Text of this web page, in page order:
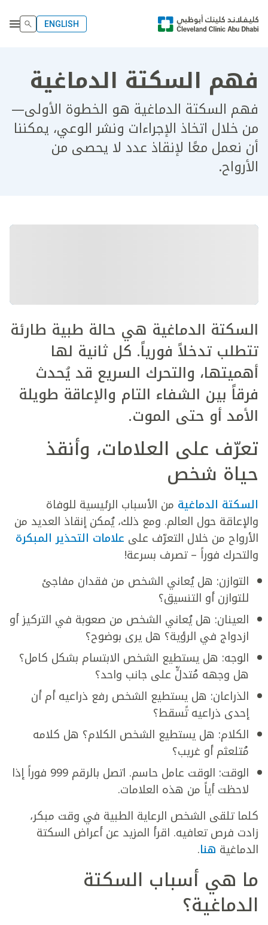
ENGLISH
فهم السكتة الدماغية
فهم السكتة الدماغية هو الخطوة الأولى—
من خلال اتخاذ الإجراءات ونشر الوعي، يمكننا
أن نعمل معًا لإنقاذ عدد لا يحصى من
الأرواح.
السكتة الدماغية هي حالة طبية طارئة
تتطلب تدخلاً فورياً. كل ثانية لها
أهميتها، والتحرك السريع قد يُحدث
فرقاً بين الشفاء التام والإعاقة طويلة
الأمد أو حتى الموت.
تعرّف على العلامات، وأنقذ
حياة شخص
السكتة الدماغية من الأسباب الرئيسية للوفاة
والإعاقة حول العالم. ومع ذلك، يُمكن إنقاذ العديد من
الأرواح من خلال التعرّف على علامات التحذير المبكرة
والتحرك فوراً – تصرف بسرعة!
التوازن: هل يُعاني الشخص من فقدان مفاجئ
للتوازن أو التنسيق؟
العينان: هل يُعاني الشخص من صعوبة في التركيز أو
ازدواج في الرؤية؟ هل يرى بوضوح؟
الوجه: هل يستطيع الشخص الابتسام بشكل كامل؟
هل وجهه مُتدلٍّ على جانب واحد؟
الذراعان: هل يستطيع الشخص رفع ذراعيه أم أن
إحدى ذراعيه تًسقط؟
الكلام: هل يستطيع الشخص الكلام؟ هل كلامه
مُتلعثم أو غريب؟
الوقت: الوقت عامل حاسم. اتصل بالرقم 999 فوراً إذا
لاحظت أياً من هذه العلامات.
كلما تلقى الشخص الرعاية الطبية في وقت مبكر،
زادت فرص تعافيه. اقرأ المزيد عن أعراض السكتة
الدماغية هنا.
ما هي أسباب السكتة
الدماغية؟